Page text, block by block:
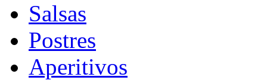
Salsas
Postres
Aperitivos